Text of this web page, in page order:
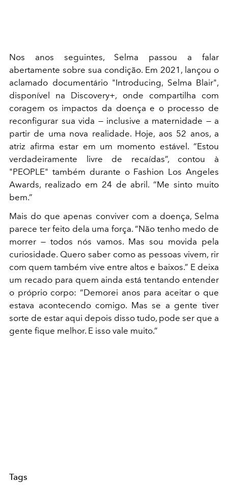
Nos anos seguintes, Selma passou a falar
abertamente sobre sua condição. Em 2021, lançou o
aclamado documentário "Introducing, Selma Blair",
disponível na Discovery+, onde compartilha com
coragem os impactos da doença e o processo de
reconfigurar sua vida — inclusive a maternidade — a
partir de uma nova realidade. Hoje, aos 52 anos, a
atriz afirma estar em um momento estável. “Estou
verdadeiramente livre de recaídas”, contou à
"PEOPLE" também durante o Fashion Los Angeles
Awards, realizado em 24 de abril. “Me sinto muito
bem.”
Mais do que apenas conviver com a doença, Selma
parece ter feito dela uma força. “Não tenho medo de
morrer — todos nós vamos. Mas sou movida pela
curiosidade. Quero saber como as pessoas vivem, rir
com quem também vive entre altos e baixos.” E deixa
um recado para quem ainda está tentando entender
o próprio corpo: “Demorei anos para aceitar o que
estava acontecendo comigo. Mas se a gente tiver
sorte de estar aqui depois disso tudo, pode ser que a
gente fique melhor. E isso vale muito.”
Tags